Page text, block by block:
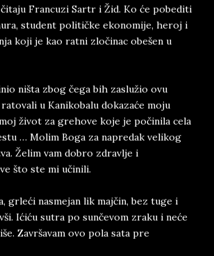
čitaju Francuzi Sartr i Žid. Ko će pobediti
student političke ekonomije, heroj i
koji je kao ratni zločinac obešen u
ništa zbog čega bih zaslužio ovu
u Kanikobalu dokazaće moju
život za grehove koje je počinila cela
… Molim Boga za napredak velikog
Želim vam dobro zdravlje i
što ste mi učinili.
grleći nasmejan lik majčin, bez tuge i
Ićiću sutra po sunčevom zraku i neće
Završavam ovo pola sata pre